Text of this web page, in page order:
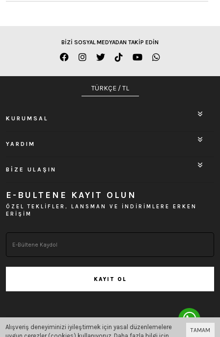
BİZİ SOSYAL MEDYADAN TAKİP EDİN
TÜRKÇE / TL
KURUMSAL
YARDIM
BİZE ULAŞIN
E-BULTENE KAYIT OLUN
ÖZEL TEKLİFLER, LANSMAN VE İNDİRİMLERE ERKEN
ERİŞİM
KAYIT OL
Bu site Vikaon E-Ticaret sistemleriile hazırlanmıştır.
TAMAM
Alışveriş deneyiminizi iyileştirmek için yasal düzenlemelere